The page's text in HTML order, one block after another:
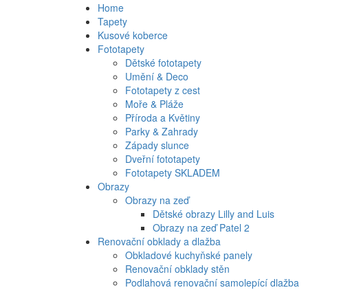
Home
Tapety
Kusové koberce
Fototapety
Dětské fototapety
Umění & Deco
Fototapety z cest
Moře & Pláže
Příroda a Květiny
Parky & Zahrady
Západy slunce
Dveřní fototapety
Fototapety SKLADEM
Obrazy
Obrazy na zeď
Dětské obrazy Lilly and Luis
Obrazy na zeď Patel 2
Renovační obklady a dlažba
Obkladové kuchyňské panely
Renovační obklady stěn
Podlahová renovační samolepící dlažba